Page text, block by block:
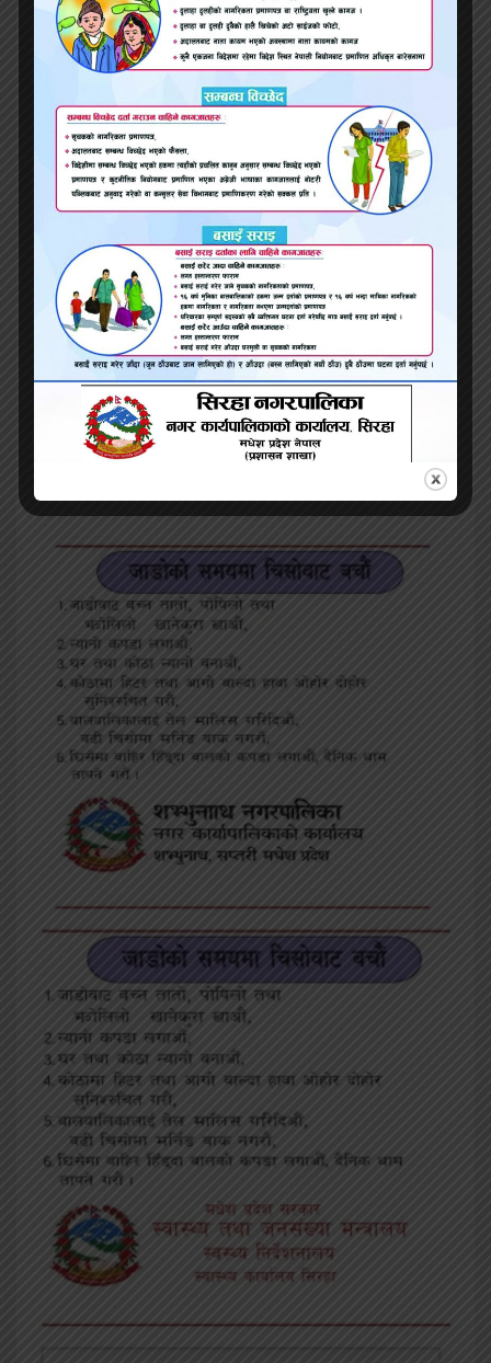
सुपर लघुवित्त समस्याग्रस्त, संचालकले नै नक्कली ऋणी
खडा गरे
इन्टरनेटको तारलाई लिएर दुई सरकारी निकाय
आमनेसामने